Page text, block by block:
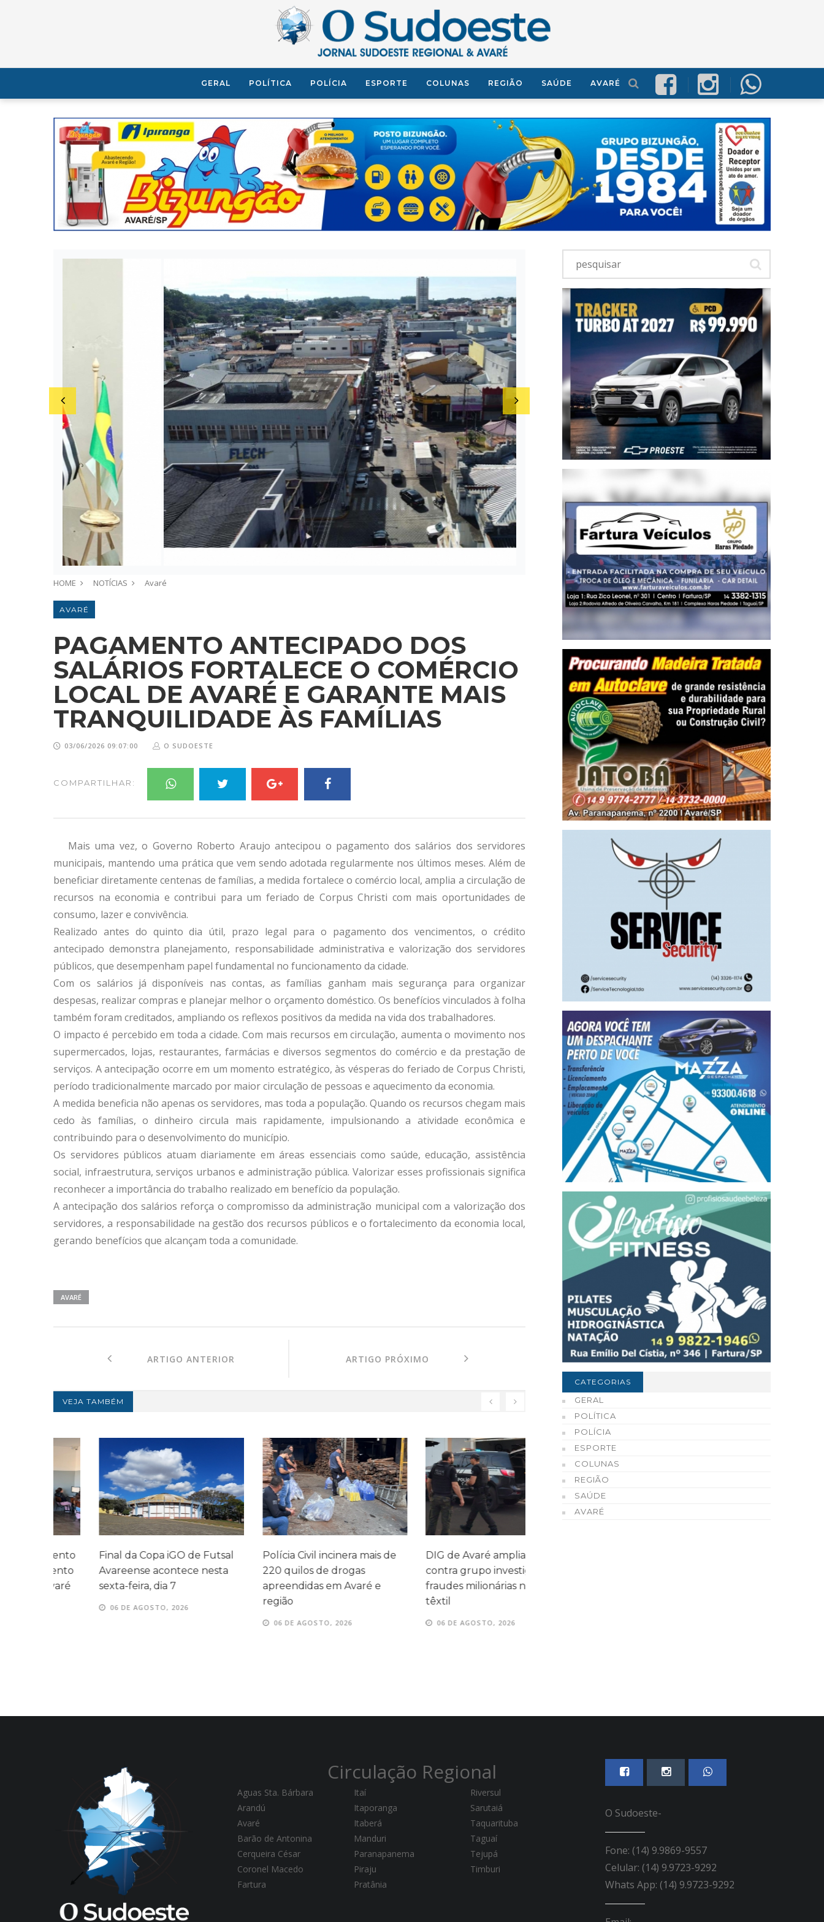
GERAL POLÍTICA POLÍCIA ESPORTE COLUNAS REGIÃO SAÚDE AVARÉ
HOME NOTÍCIAS Avaré
AVARÉ
PAGAMENTO ANTECIPADO DOS
SALÁRIOS FORTALECE O COMÉRCIO
LOCAL DE AVARÉ E GARANTE MAIS
TRANQUILIDADE ÀS FAMÍLIAS
03/06/2026 09:07:00 O SUDOESTE
COMPARTILHAR:
Mais uma vez, o Governo Roberto Araujo antecipou o pagamento dos salários dos servidores
municipais, mantendo uma prática que vem sendo adotada regularmente nos últimos meses. Além de
beneficiar diretamente centenas de famílias, a medida fortalece o comércio local, amplia a circulação de
recursos na economia e contribui para um feriado de Corpus Christi com mais oportunidades de
consumo, lazer e convivência.
Realizado antes do quinto dia útil, prazo legal para o pagamento dos vencimentos, o crédito
antecipado demonstra planejamento, responsabilidade administrativa e valorização dos servidores
públicos, que desempenham papel fundamental no funcionamento da cidade.
Com os salários já disponíveis nas contas, as famílias ganham mais segurança para organizar
despesas, realizar compras e planejar melhor o orçamento doméstico. Os benefícios vinculados à folha
também foram creditados, ampliando os reflexos positivos da medida na vida dos trabalhadores.
O impacto é percebido em toda a cidade. Com mais recursos em circulação, aumenta o movimento nos
supermercados, lojas, restaurantes, farmácias e diversos segmentos do comércio e da prestação de
serviços. A antecipação ocorre em um momento estratégico, às vésperas do feriado de Corpus Christi,
período tradicionalmente marcado por maior circulação de pessoas e aquecimento da economia.
A medida beneficia não apenas os servidores, mas toda a população. Quando os recursos chegam mais
cedo às famílias, o dinheiro circula mais rapidamente, impulsionando a atividade econômica e
contribuindo para o desenvolvimento do município.
Os servidores públicos atuam diariamente em áreas essenciais como saúde, educação, assistência
social, infraestrutura, serviços urbanos e administração pública. Valorizar esses profissionais significa
reconhecer a importância do trabalho realizado em benefício da população.
A antecipação dos salários reforça o compromisso da administração municipal com a valorização dos
servidores, a responsabilidade na gestão dos recursos públicos e o fortalecimento da economia local,
gerando benefícios que alcançam toda a comunidade.
AVARÉ
ARTIGO ANTERIOR ARTIGO PRÓXIMO
VEJA TAMBÉM
Final da Copa iGO de Futsal
Avareense acontece nesta
sexta-feira, dia 7
06 DE AGOSTO, 2026
Polícia Civil incinera mais de
220 quilos de drogas
apreendidas em Avaré e
06 DE AGOSTO, 2026
DIG de Avaré amplia ofensiva
contra grupo investigado por
fraudes milionárias no setor
06 DE AGOSTO, 2026
CATEGORIAS
GERAL
POLÍTICA
POLÍCIA
ESPORTE
COLUNAS
REGIÃO
SAÚDE
AVARÉ
Circulação Regional
Aguas Sta. Bárbara
Arandú
Avaré
Barão de Antonina
Cerqueira César
Coronel Macedo
Fartura
Itaí
Itaporanga
Itaberá
Manduri
Paranapanema
Piraju
Pratânia
Riversul
Sarutaiá
Taquarituba
Taguaí
Tejupá
Timburi
O Sudoeste-
Fone: (14) 9.9869-9557
Celular: (14) 9.9723-9292
Whats App: (14) 9.9723-9292